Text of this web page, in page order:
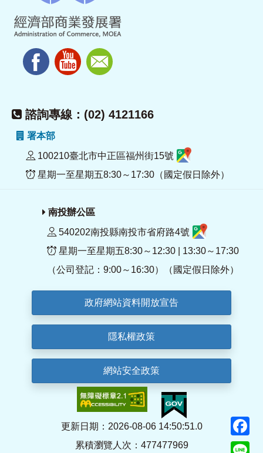
諮詢專線：(02) 4121166
署本部
100210臺北市中正區福州街15號
星期一至星期五8:30～17:30（國定假日除外）
南投辦公區
540202南投縣南投市省府路4號
星期一至星期五8:30～12:30 | 13:30～17:30
（公司登記：9:00～16:30）（國定假日除外）
政府網站資料開放宣告
隱私權政策
網站安全政策
更新日期：2026-08-06 14:50:51.0
累積瀏覽人次：477477969